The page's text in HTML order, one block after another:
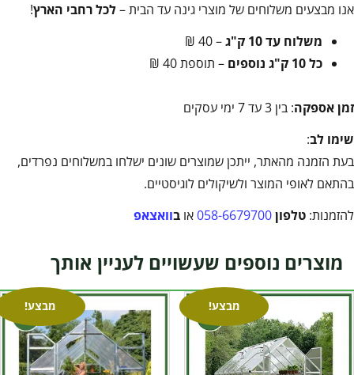
אנו מבצעים משלוחים של מוצרי גינה עד הבית –לכל רחבי הארץ!
משלוח עד 10 ק"ג
– 40 ₪
כל 10 ק"ג נוספים
– תוספת 40 ₪
זמן אספקה: בין 3 עד 7 ימי עסקים
שימו לב:
בעת הזמנה מהאתר, ייתכן שמוצרים שונים ישלחו במשלוחים נפרדים,
בהתאם לאופי המוצר ולשיקולים לוגיסטיים.
להזמנות: טלפון058-6679700או בוואצאפ
מוצרים נוספים שעשויים לעניין אותך
מבצע! מבצע!